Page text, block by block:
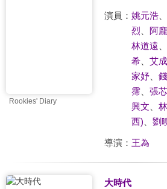
Rookies' Diary
演員： 姚元浩、
烈
阿龐
林道遠
希、 艾成
家妤、
霈、 張
興文
西)
劉
導演： 王為
大時代